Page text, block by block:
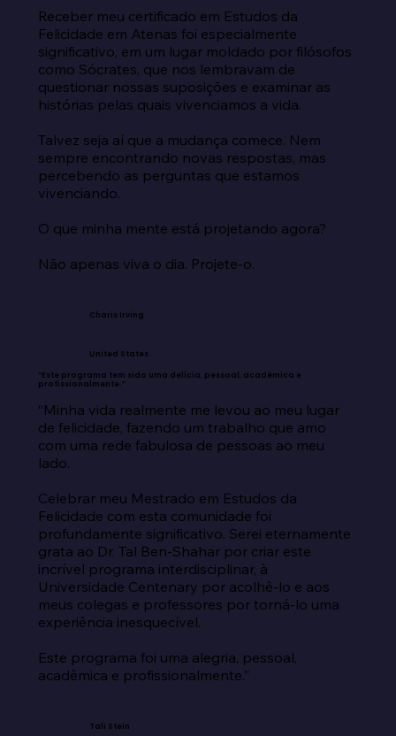
Receber meu certificado em Estudos da
Felicidade em Atenas foi especialmente
significativo, em um lugar moldado por filósofos
como Sócrates, que nos lembravam de
questionar nossas suposições e examinar as
histórias pelas quais vivenciamos a vida.
Talvez seja aí que a mudança comece. Nem
sempre encontrando novas respostas, mas
percebendo as perguntas que estamos
vivenciando.
O que minha mente está projetando agora?
Não apenas viva o dia. Projete-o.
Charis Irving
United States
“Este programa tem sido uma delícia, pessoal, acadêmica e
profissionalmente.”
“Minha vida realmente me levou ao meu lugar
de felicidade, fazendo um trabalho que amo
com uma rede fabulosa de pessoas ao meu
lado.
Celebrar meu Mestrado em Estudos da
Felicidade com esta comunidade foi
profundamente significativo. Serei eternamente
grata ao Dr. Tal Ben-Shahar por criar este
incrível programa interdisciplinar, à
Universidade Centenary por acolhê-lo e aos
meus colegas e professores por torná-lo uma
experiência inesquecível.
Este programa foi uma alegria, pessoal,
acadêmica e profissionalmente.”
Tali Stein